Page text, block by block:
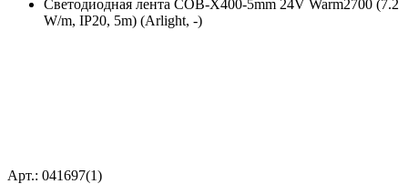
Светодиодная лента COB-X400-5mm 24V Warm2700 (7.2
W/m, IP20, 5m) (Arlight, -)
Арт.: 041697(1)